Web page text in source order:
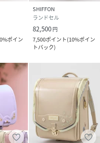
モチーフの鋲でオトナっ
の刺繍
ポイン
SHIFFON
ランドセル
82,500円
7,500ポイント(10%ポイン
トバック)